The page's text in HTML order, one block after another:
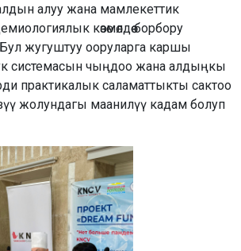
алуу жана мамлекеттик
көзөмөлдөө борбору
жугуштуу ооруларга каршы
системасын чыңдоо жана алдыңкы
практикалык саламаттыкты сактоо
жолундагы маанилүү кадам болуп